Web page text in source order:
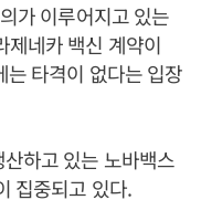
가 이루어지고 있는
제네카 백신 계약이
타격이 없다는 입장
하고 있는 노바백스
집중되고 있다.